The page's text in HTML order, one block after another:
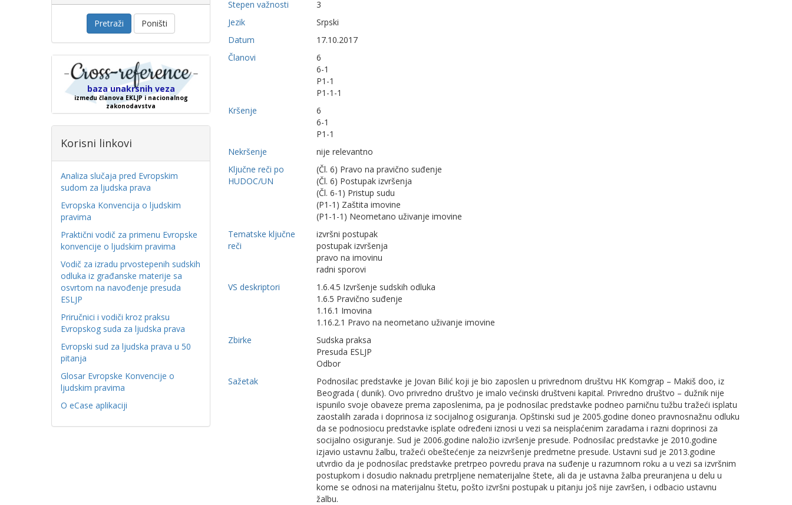
Pretraži Poništi
baza unakrsnih veza
između članova EKLJP i nacionalnog
zakonodavstva
Korisni linkovi
Analiza slučaja pred Evropskim
sudom za ljudska prava
Evropska Konvencija o ljudskim
pravima
Praktični vodič za primenu Evropske
konvencije o ljudskim pravima
Vodič za izradu prvostepenih sudskih
odluka iz građanske materije sa
osvrtom na navođenje presuda
ESLJP
Priručnici i vodiči kroz praksu
Evropskog suda za ljudska prava
Evropski sud za ljudska prava u 50
pitanja
Glosar Evropske Konvencije o
ljudskim pravima
O eCase aplikaciji
Stepen važnosti
3
Jezik
Srpski
Datum
17.10.2017
Članovi
6
6-1
P1-1
P1-1-1
Kršenje
6
6-1
P1-1
Nekršenje
nije relevantno
Ključne reči po
HUDOC/UN
(Čl. 6) Pravo na pravično suđenje
(Čl. 6) Postupak izvršenja
(Čl. 6-1) Pristup sudu
(P1-1) Zaštita imovine
(P1-1-1) Neometano uživanje imovine
Tematske ključne
reči
izvršni postupak
postupak izvršenja
pravo na imovinu
radni sporovi
VS deskriptori
1.6.4.5 Izvršenje sudskih odluka
1.6.5 Pravično suđenje
1.16.1 Imovina
1.16.2.1 Pravo na neometano uživanje imovine
Zbirke
Sudska praksa
Presuda ESLJP
Odbor
Sažetak
Podnosilac predstavke je Jovan Bilić koji je bio zaposlen u privrednom društvu HK Komgrap – Makiš doo, iz
Beograda ( dunik). Ovo privredno društvo je imalo većinski društveni kapital. Privredno društvo – dužnik nije
ispunilo svoje obaveze prema zaposlenima, pa je podnosilac predstavke podneo parničnu tužbu tražeći isplatu
zaostalih zarada i doprinosa iz socijalnog osiguranja. Opštinski sud je 2005.godine doneo pravnosnažnu odluku
da se podnosiocu predstavke isplate određeni iznosi u vezi sa neisplaćenim zaradama i razni doprinosi za
socijalno osiguranje. Sud je 2006.godine naložio izvršenje presude. Podnosilac predstavke je 2010.godine
izjavio ustavnu žalbu, tražeći obeštećenje za neizvršenje predmetne presude. Ustavni sud je 2013.godine
utvrdio da je podnosilac predstavke pretrpeo povredu prava na suđenje u razumnom roku a u vezi sa izvršnim
postupkom i dosudio naknadu pretrpljene nematerijalne štete, ali da je ustavna žalba preuranjena u delu u
kome se odnosi na materijalnu štetu, pošto izvršni postupak u pitanju još nije završen, i odbacio ustavnu
žalbu.